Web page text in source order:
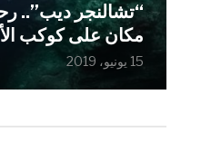
“تشالنجر ديب”..
مكان على كوكب
15 يونيو، 2019